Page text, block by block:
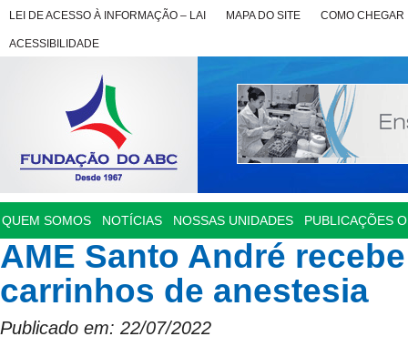
LEI DE ACESSO À INFORMAÇÃO – LAI MAPA DO SITE COMO CHEGAR
ACESSIBILIDADE
QUEM SOMOS NOTÍCIAS NOSSAS UNIDADES PUBLICAÇÕES
AME Santo André
carrinhos de anestesia
Publicado em: 22/07/2022